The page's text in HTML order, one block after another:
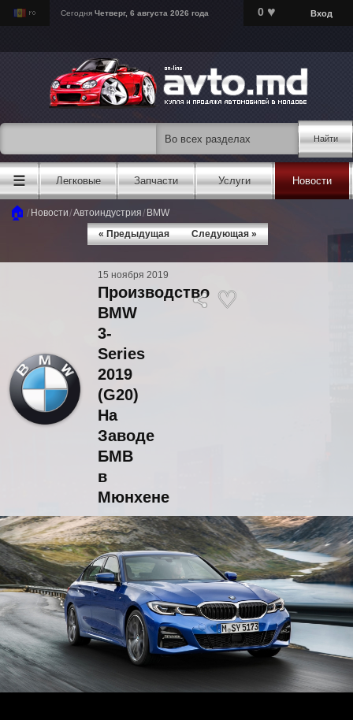
Сегодня Четверг, 6 августа 2026 года 0 ♥ Вход
Найти
☰ Легковые Запчасти Услуги Новости
🏠 / Новости/Автоиндустрия/ BMW
« Предыдущая
Следующая »
15 ноября 2019
Производство
BMW
3-
Series
2019
(G20)
На
Заводе
БМВ
в
Мюнхене